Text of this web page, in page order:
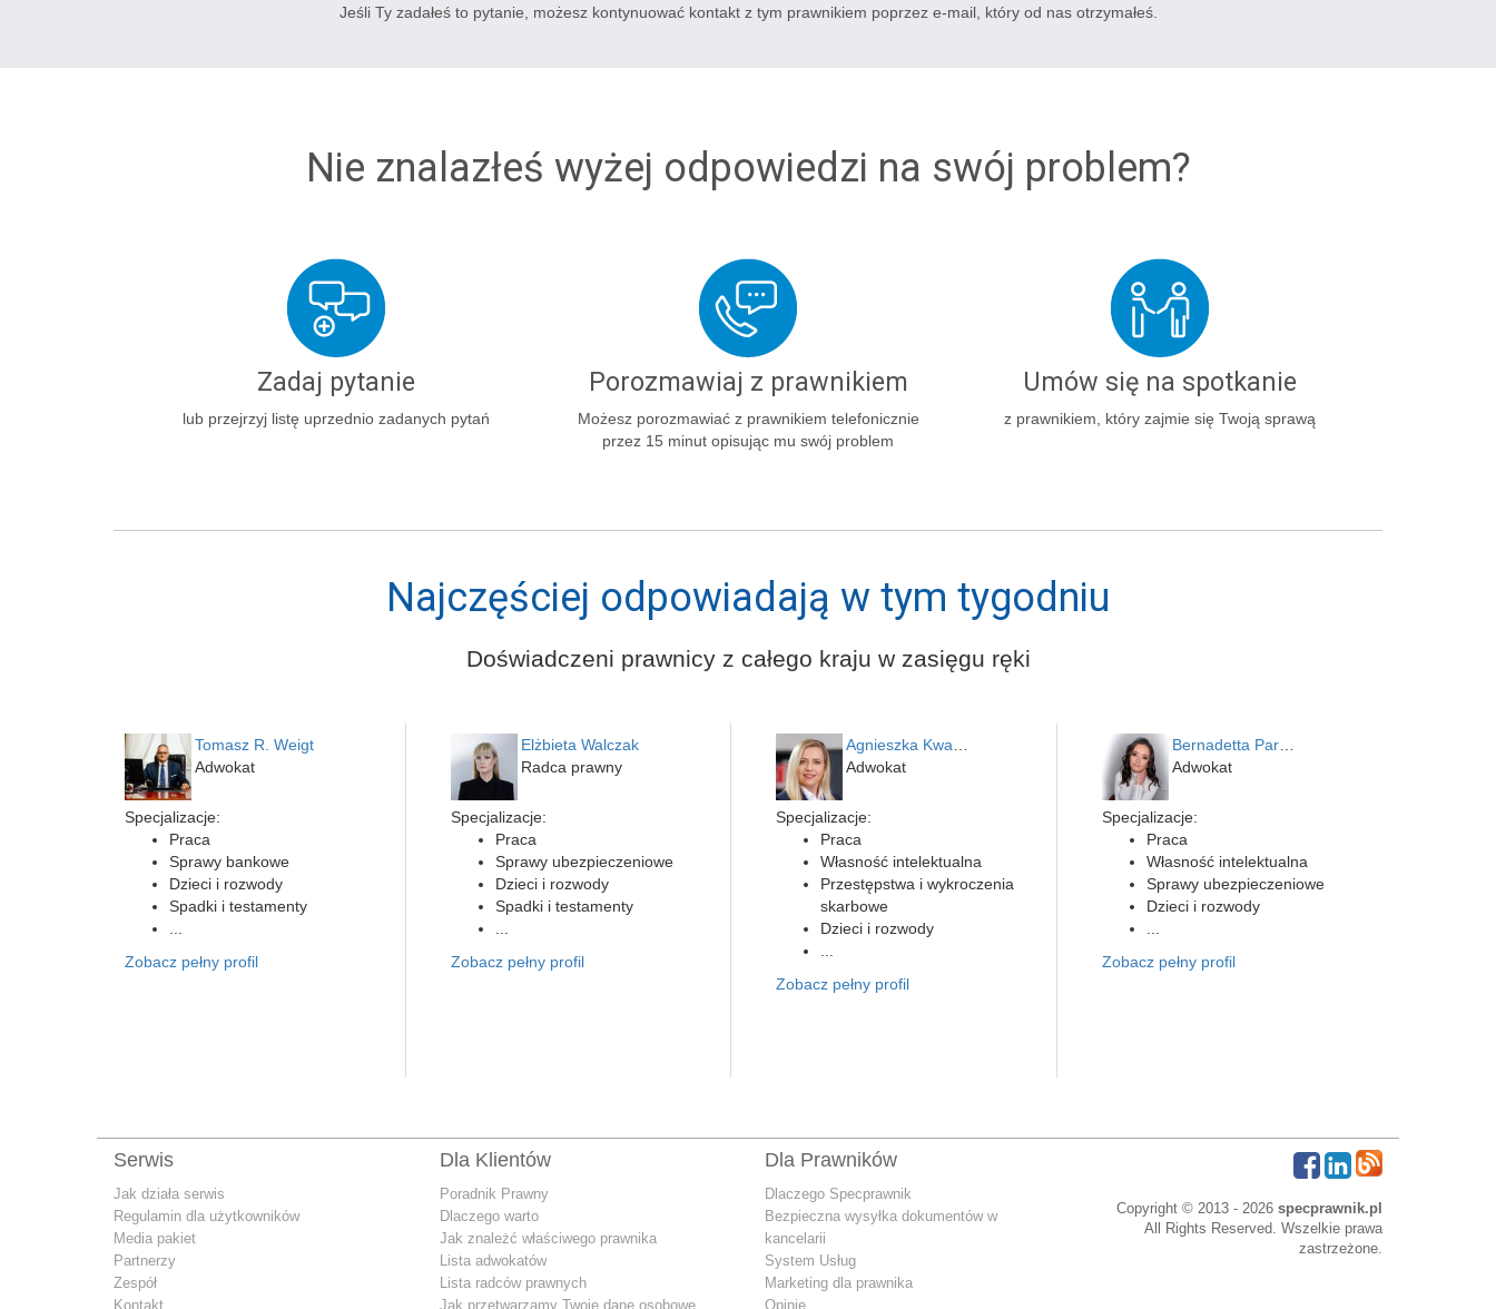
Jeśli Ty zadałeś to pytanie, możesz kontynuować kontakt z tym prawnikiem poprzez e-mail, który od nas otrzymałeś.
Nie znalazłeś wyżej odpowiedzi na swój problem?
Zadaj pytanie
lub przejrzyj listę uprzednio zadanych pytań
Porozmawiaj z prawnikiem
Możesz porozmawiać z prawnikiem telefonicznie
przez 15 minut opisując mu swój problem
Umów się na spotkanie
z prawnikiem, który zajmie się Twoją sprawą
Najczęściej odpowiadają w tym tygodniu
Doświadczeni prawnicy z całego kraju w zasięgu ręki
Tomasz R. Weigt
Adwokat
Specjalizacje:
Praca
Sprawy bankowe
Dzieci i rozwody
Spadki i testamenty
Zobacz pełny profil
Elżbieta Walczak
Radca prawny
Specjalizacje:
Praca
Sprawy ubezpieczeniowe
Dzieci i rozwody
Spadki i testamenty
Zobacz pełny profil
Adwokat
Specjalizacje:
Praca
Własność intelektualna
Przestępstwa i wykroczenia
skarbowe
Dzieci i rozwody
Zobacz pełny profil
Bernadetta Parusińska- U…
Adwokat
Specjalizacje:
Praca
Własność intelektualna
Sprawy ubezpieczeniowe
Dzieci i rozwody
Zobacz pełny profil
Serwis
Jak działa serwis
Regulamin dla użytkowników
Media pakiet
Partnerzy
Zespół
Kontakt
Dla Klientów
Poradnik Prawny
Dlaczego warto
Jak znależć właściwego prawnika
Lista adwokatów
Lista radców prawnych
Jak przetwarzamy Twoje dane osobowe
Dla Prawników
Dlaczego Specprawnik
Bezpieczna wysyłka dokumentów w
kancelarii
System Usług
Marketing dla prawnika
Opinie
Copyright © 2013 - 2026 specprawnik.pl
All Rights Reserved. Wszelkie prawa
zastrzeżone.